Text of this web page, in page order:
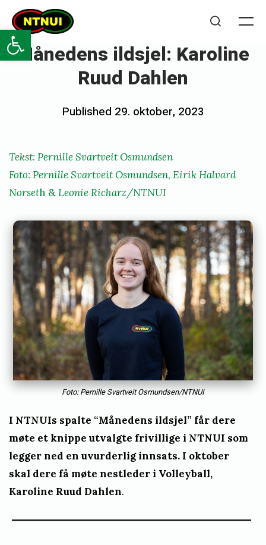
Open toolbar
Skip
content
NTNUI
Månedens ildsjel: Karoline
Ruud Dahlen
Posted
Published 29. oktober, 2023
e
i
l
l
e
o
s
m
u
n
d
s
e
n
Tekst: Pernille Svartveit Osmundsen
Foto: Pernille Svartveit Osmundsen, Eirik Halvard
Norseth &Leonie Richarz/NTNUI
Foto: Pernille Svartveit Osmundsen/NTNUI
I NTNUIs spalte “Månedens ildsjel” får dere
møte et knippe utvalgte frivillige i NTNUI som
legger ned en uvurderlig innsats. I oktober
skal dere få møte nestleder i Volleyball,
Karoline Ruud Dahlen.